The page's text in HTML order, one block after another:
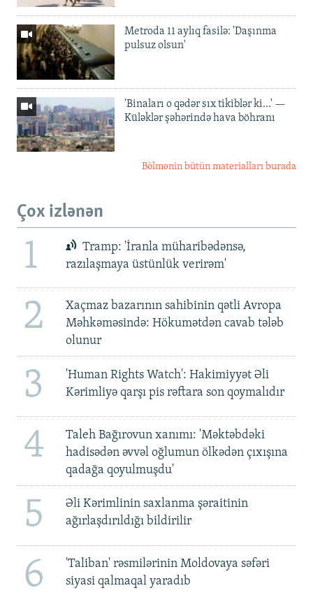
Metroda 11 aylıq fasilə: 'Daşınma
pulsuz olsun'
'Binaları o qədər sıx tikiblər ki...' —
Küləklər şəhərində hava böhranı
Bölmənin bütün materialları burada
Çox izlənən
1
Tramp: 'İranla müharibədənsə,
razılaşmaya üstünlük verirəm'
2
Xaçmaz bazarının sahibinin qətli Avropa
Məhkəməsində: Hökumətdən cavab tələb
olunur
3
'Human Rights Watch': Hakimiyyət Əli
Kərimliyə qarşı pis rəftara son qoymalıdır
4
Taleh Bağırovun xanımı: 'Məktəbdəki
hadisədən əvvəl oğlumun ölkədən çıxışına
qadağa qoyulmuşdu'
5
Əli Kərimlinin saxlanma şəraitinin
ağırlaşdırıldığı bildirilir
6
'Taliban' rəsmilərinin Moldovaya səfəri
siyasi qalmaqal yaradıb